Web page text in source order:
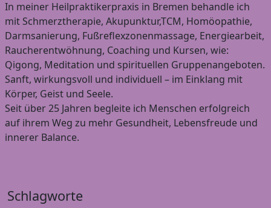
In meiner Heilpraktikerpraxis in Bremen behandle ich
mit Schmerztherapie, Akupunktur,TCM, Homöopathie,
Darmsanierung, Fußreflexzonenmassage, Energiearbeit,
Raucherentwöhnung, Coaching und Kursen, wie:
Qigong, Meditation und spirituellen Gruppenangeboten.
Sanft, wirkungsvoll und individuell – im Einklang mit
Körper, Geist und Seele.
Seit über 25 Jahren begleite ich Menschen erfolgreich
auf ihrem Weg zu mehr Gesundheit, Lebensfreude und
innerer Balance.
Schlagworte